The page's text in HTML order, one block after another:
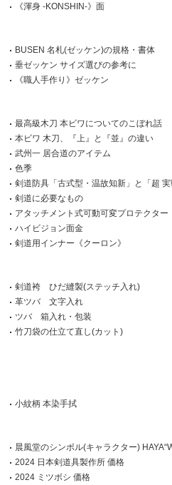
《渾身 -KONSHIN-》面
BUSEN 名札(ゼッケン)の規格・書体
垂ゼッケン サイズ選びの参考に
《職人手作り》ゼッケン
最高級木刀 本ビワについてのこぼれ話
本ビワ 木刀、『上』と『並』の違い
武州一 居合道のアイテム
色季
剣道防具「古式型・温故知新」と「超
剣道に必要なもの
アタッチメント式可動可変プロテクター
ハイビジョン面金
剣道用インナー《クーロン》
剣道袴 ひだ縫製(ステッチ入れ)
革ツバ 文字入れ
ツバ 箱入れ・包装
竹刀袋の仕立て直し(カット)
小紋柄 本染手拭
晨風堂のシンボル(キャラクター)
2024 日本剣道具製作所 価格
2024 ミツボシ 価格